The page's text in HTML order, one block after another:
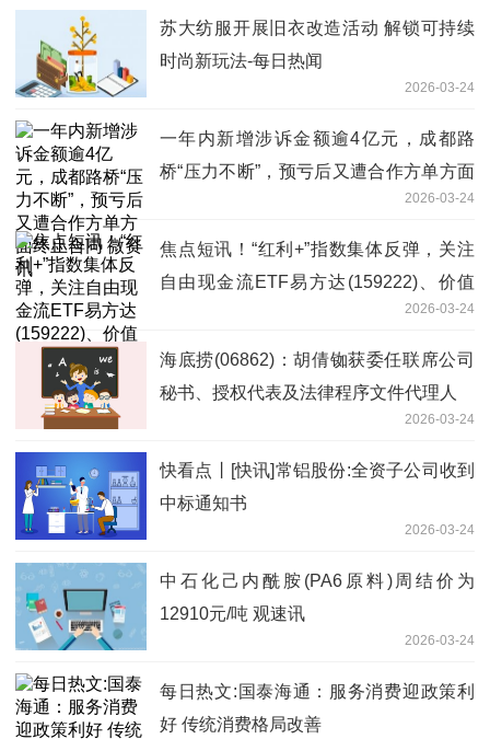
苏大纺服开展旧衣改造活动 解锁可持续
时尚新玩法-每日热闻
2026-03-24
一年内新增涉诉金额逾4亿元，成都路
桥“压力不断”，预亏后又遭合作方单方面
2026-03-24
焦点短讯！“红利+”指数集体反弹，关注
自由现金流ETF易方达(159222)、价值
2026-03-24
海底捞(06862)：胡倩铷获委任联席公司
秘书、授权代表及法律程序文件代理人
2026-03-24
快看点丨[快讯]常铝股份:全资子公司收到
中标通知书
2026-03-24
中石化己内酰胺(PA6原料)周结价为
12910元/吨 观速讯
2026-03-24
每日热文:国泰海通：服务消费迎政策利
好 传统消费格局改善